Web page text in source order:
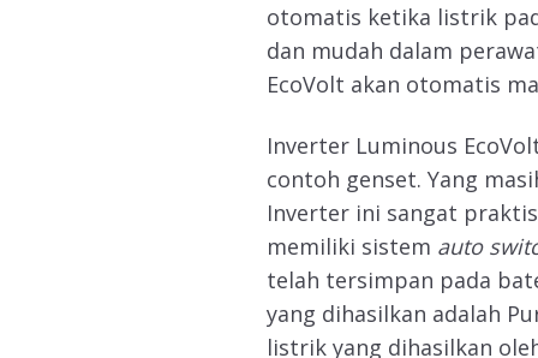
otomatis ketika listrik
dan mudah dalam
EcoVolt akan otomatis
Inverter Luminous
contoh genset. Yang
Inverter ini sangat
memiliki sistem auto
telah tersimpan pada
yang dihasilkan adalah
listrik yang dihasilkan